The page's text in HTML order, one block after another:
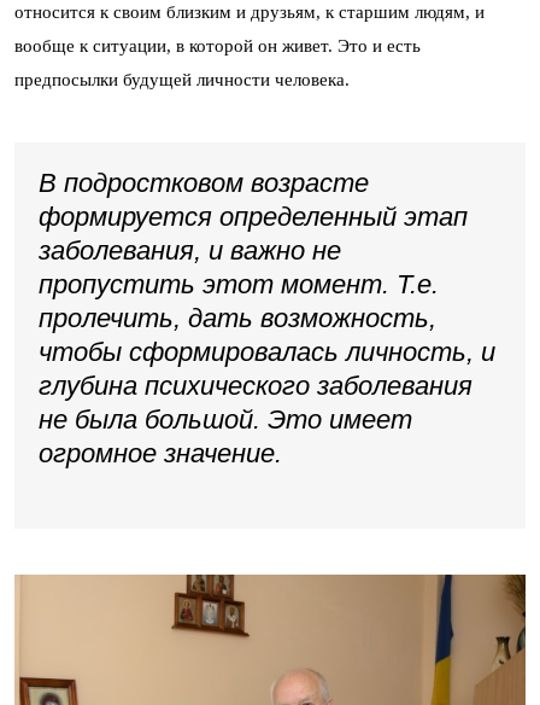
относится к своим близким и друзьям, к старшим людям, и
вообще к ситуации, в которой он живет. Это и есть
предпосылки будущей личности человека.
В подростковом возрасте
формируется определенный этап
заболевания, и важно не
пропустить этот момент. Т.е.
пролечить, дать возможность,
чтобы сформировалась личность, и
глубина психического заболевания
не была большой. Это имеет
огромное значение.